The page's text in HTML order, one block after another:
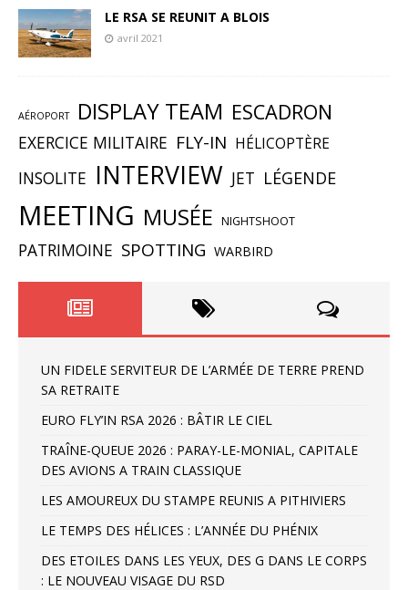
LE RSA SE REUNIT A BLOIS
avril 2021
AÉROPORT DISPLAY TEAM ESCADRON
EXERCICE MILITAIRE FLY-IN HÉLICOPTÈRE
INSOLITE INTERVIEW JET LÉGENDE
MEETING MUSÉE NIGHTSHOOT
PATRIMOINE SPOTTING WARBIRD
UN FIDELE SERVITEUR DE L’ARMÉE DE TERRE PREND
SA RETRAITE
EURO FLY’IN RSA 2026 : BÂTIR LE CIEL
TRAÎNE-QUEUE 2026 : PARAY-LE-MONIAL, CAPITALE
DES AVIONS A TRAIN CLASSIQUE
LES AMOUREUX DU STAMPE REUNIS A PITHIVIERS
LE TEMPS DES HÉLICES : L’ANNÉE DU PHÉNIX
DES ETOILES DANS LES YEUX, DES G DANS LE CORPS
: LE NOUVEAU VISAGE DU RSD